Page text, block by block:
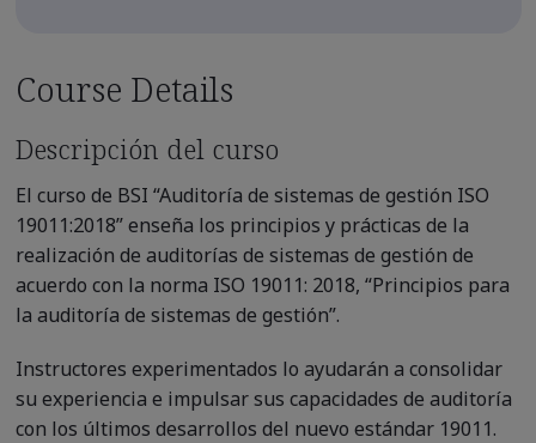
Course Details
Descripción del curso
El curso de BSI “Auditoría de sistemas de gestión ISO
19011:2018” enseña los principios y prácticas de la
realización de auditorías de sistemas de gestión de
acuerdo con la norma ISO 19011: 2018, “Principios para
la auditoría de sistemas de gestión”.
Instructores experimentados lo ayudarán a consolidar
su experiencia e impulsar sus capacidades de auditoría
con los últimos desarrollos del nuevo estándar 19011.